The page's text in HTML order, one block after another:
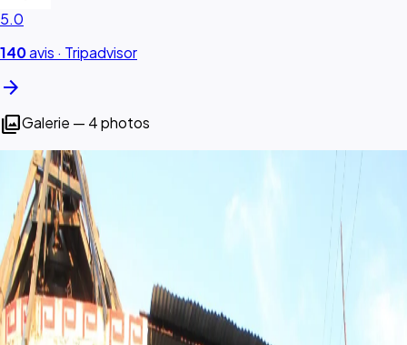
5.0
140avis · Tripadvisor
arrow_forward
photo_libraryGalerie — 4 photos